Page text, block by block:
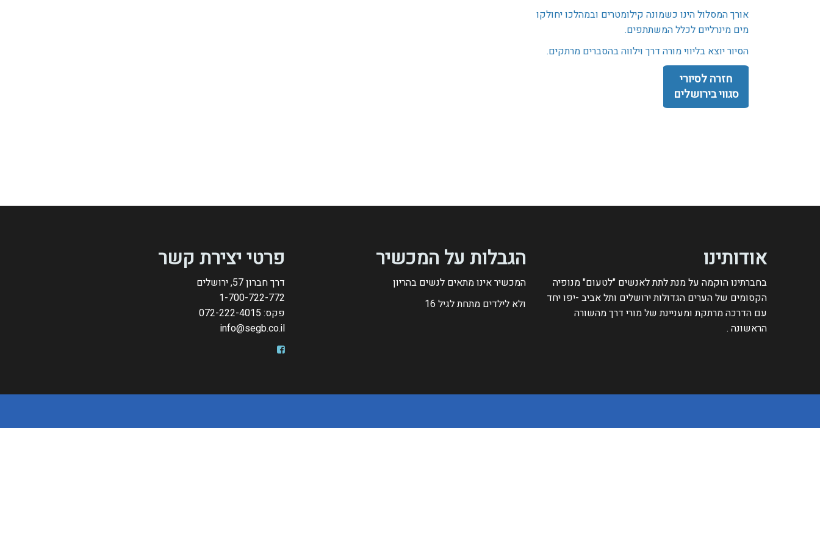
אורך המסלול הינו כשמונה קילומטרים ובמהלכו יחולקו
מים מינרליים לכלל המשתתפים.
הסיור יוצא בליווי מורה דרך וילווה בהסברים מרתקים.
חזרה לסיורי
סגווי בירושלים
אודותינו
בחברתינו הוקמה על מנת לתת לאנשים "לטעום" מנופיה
הקסומים של הערים הגדולות ירושלים ותל אביב -יפו יחד
עם הדרכה מרתקת ומעניינת של מורי דרך מהשורה
הראשונה .
הגבלות על המכשיר
המכשיר אינו מתאים לנשים בהריון
ולא לילדים מתחת לגיל 16
פרטי יצירת קשר
דרך חברון 57, ירושלים
1-700-722-772
פקס: 072-222-4015
info@segb.co.il